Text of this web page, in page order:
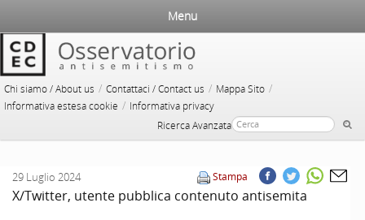
Chi siamo / About us / Contattaci / Contact us / Mappa Sito /
Informativa estesa cookie / Informativa privacy
Ricerca Avanzata
Menu
Stampa
29 Luglio 2024
X/Twitter, utente pubblica contenuto antisemita